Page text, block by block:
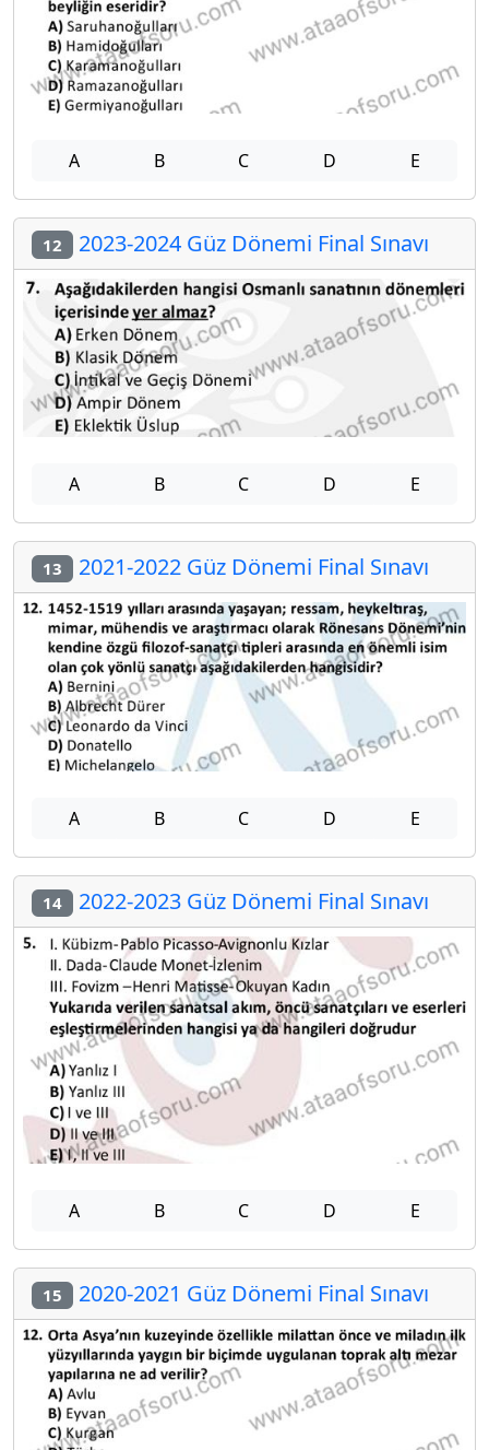
A B C D E
12 2023-2024 Güz Dönemi Final Sınavı
A B C D E
13 2021-2022 Güz Dönemi Final Sınavı
A B C D E
14 2022-2023 Güz Dönemi Final Sınavı
A B C D E
15 2020-2021 Güz Dönemi Final Sınavı